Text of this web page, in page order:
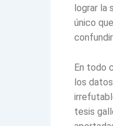
lograr la
único
En todo
los
tesis